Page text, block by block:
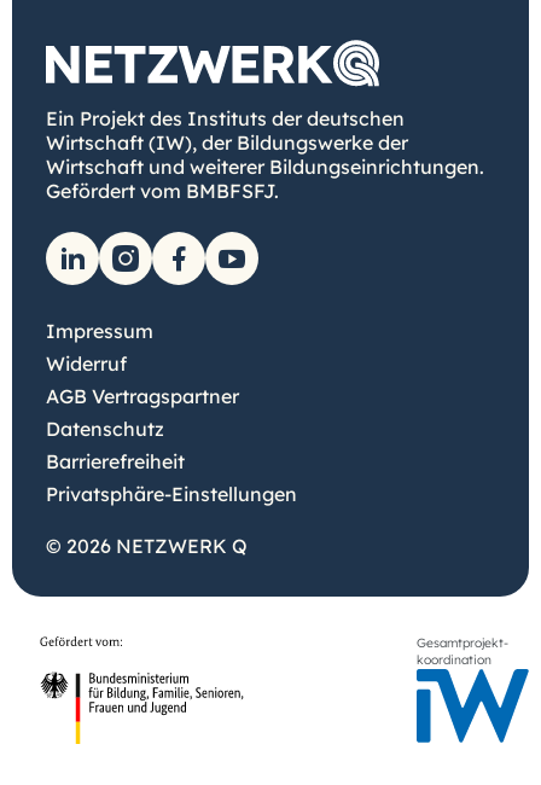
Ein Projekt des Instituts der deutschen
Wirtschaft (IW), der Bildungswerke der
Wirtschaft und weiterer Bildungseinrichtungen.
Gefördert vom BMBFSFJ.
Impressum
Widerruf
AGB Vertragspartner
Datenschutz
Barrierefreiheit
Privatsphäre-Einstellungen
© 2026 NETZWERK Q
Gesamtprojekt-
koordination